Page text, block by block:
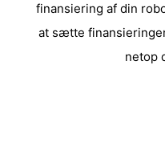
finansiering af din
at sætte
netop